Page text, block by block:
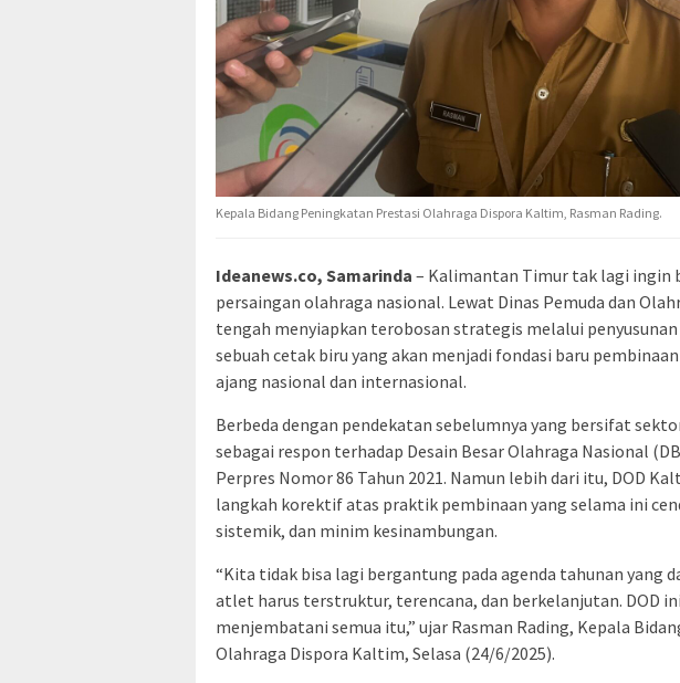
Kepala Bidang Peningkatan Prestasi Olahraga Dispora Kaltim, Rasman Rading.
Ideanews.co, Samarinda – Kalimantan Timur tak lagi ingin
persaingan olahraga nasional. Lewat Dinas Pemuda dan
tengah menyiapkan terobosan strategis melalui penyusunan
sebuah cetak biru yang akan menjadi fondasi baru
ajang nasional dan internasional.
Berbeda dengan pendekatan sebelumnya yang bersifat
sebagai respon terhadap Desain Besar Olahraga Nasional
Perpres Nomor 86 Tahun 2021. Namun lebih dari itu, DOD
langkah korektif atas praktik pembinaan yang selama ini
sistemik, dan minim kesinambungan.
“Kita tidak bisa lagi bergantung pada agenda tahunan yang
atlet harus terstruktur, terencana, dan berkelanjutan. DOD
menjembatani semua itu,” ujar Rasman Rading, Kepala
Olahraga Dispora Kaltim, Selasa (24/6/2025).